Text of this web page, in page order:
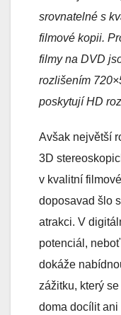
srovnatelné s
filmové kopii.
filmy na DVD
rozlišením
poskytují HD
Avšak největší
3D
v kvalitní
doposavad šlo
atrakci. V
potenciál,
dokáže
zážitku, který
doma docílit